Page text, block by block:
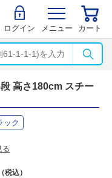
ログイン メニュー カート
高さ180cm スチー
ック
る
（税込）